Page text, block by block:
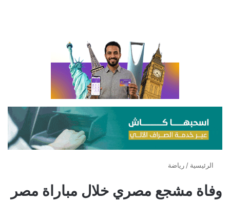
الرئيسية / رياضة
وفاة مشجع مصري خلال مباراة مصر